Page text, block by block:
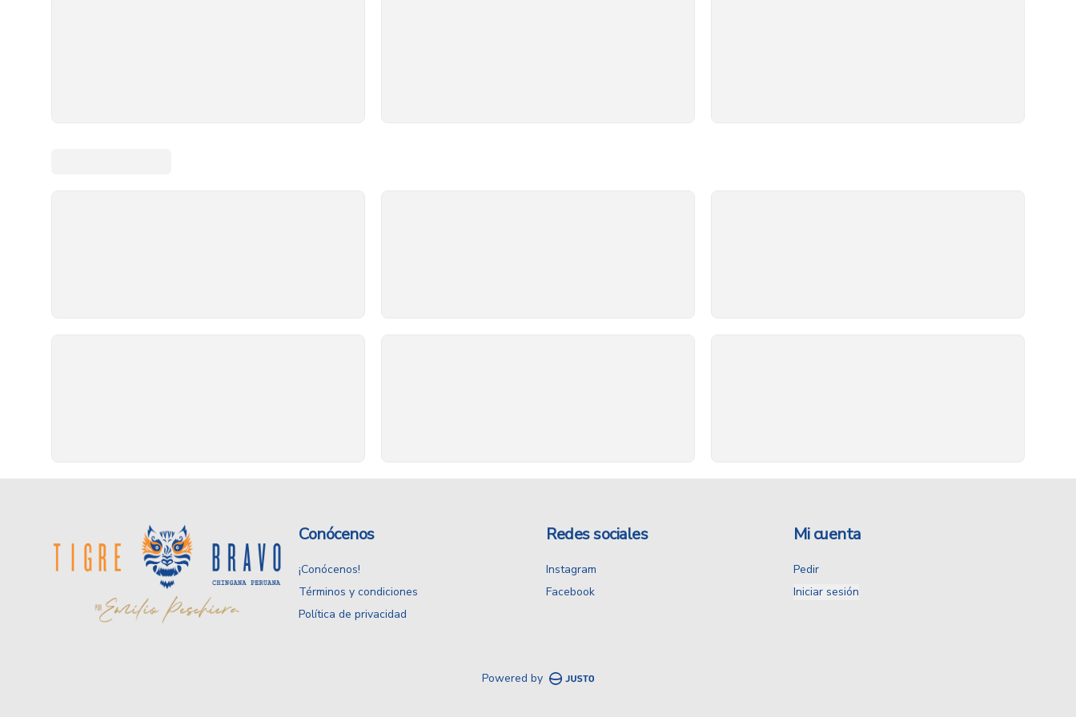
Conócenos
¡Conócenos!
Términos y condiciones
Política de privacidad
Redes sociales
Instagram
Facebook
Mi cuenta
Pedir
Iniciar sesión
Powered by